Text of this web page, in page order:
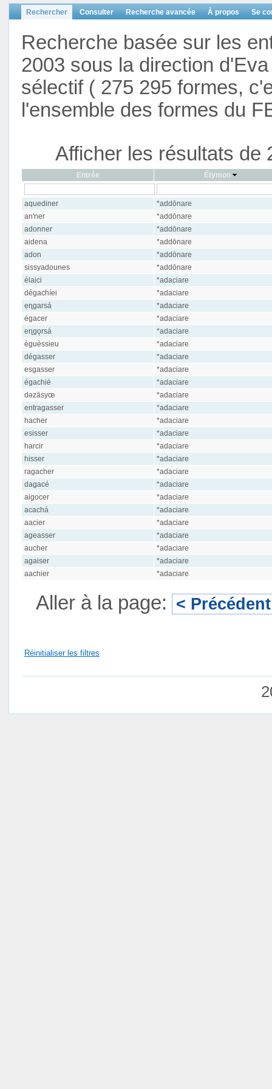
Rechercher Consulter Recherche avancée À propos Se
Recherche basée sur les
2003 sous la direction
sélectif ( 275 295 formes,
l'ensemble des formes du
Afficher les résultats de
Entrée Étymon
aquediner
*addōnare
an'ner
*addōnare
adonner
*addōnare
aidena
*addōnare
adon
*addōnare
sissyadounes
*addōnare
élaici
*adaciare
dégachíei
*adaciare
ẹɳgarsá
*adaciare
égacer
*adaciare
eɳgǫrsá
*adaciare
èguèssieu
*adaciare
dégasser
*adaciare
esgasser
*adaciare
égachié
*adaciare
dəzāsyœ
*adaciare
entragasser
*adaciare
hacher
*adaciare
esisser
*adaciare
harcir
*adaciare
hisser
*adaciare
ragacher
*adaciare
dagacé
*adaciare
aigocer
*adaciare
acachá
*adaciare
aacier
*adaciare
ageasser
*adaciare
aucher
*adaciare
agaiser
*adaciare
aachier
*adaciare
Aller à la page: < Précédent
Réinitialiser les filtres